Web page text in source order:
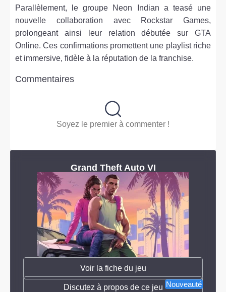
Parallèlement, le groupe Neon Indian a teasé une
nouvelle collaboration avec Rockstar Games,
prolongeant ainsi leur relation débutée sur GTA
Online. Ces confirmations promettent une playlist riche
et immersive, fidèle à la réputation de la franchise.
Commentaires
Soyez le premier à commenter !
Grand Theft Auto VI
Voir la fiche du jeu
Nouveauté
Discutez à propos de ce jeu